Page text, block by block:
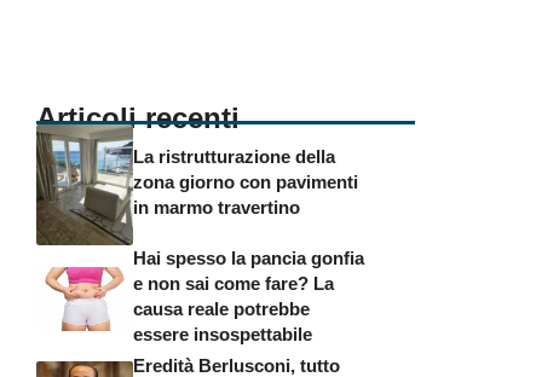
Articoli recenti
La ristrutturazione della
zona giorno con pavimenti
in marmo travertino
Hai spesso la pancia gonfia
e non sai come fare? La
causa reale potrebbe
essere insospettabile
Eredità Berlusconi, tutto